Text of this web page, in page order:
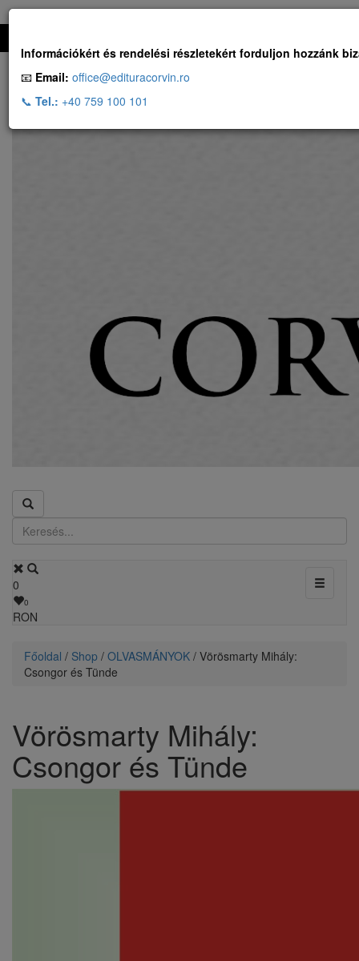
Toggle
0
0
RON
Főoldal / Shop / OLVASMÁNYOK / Vörösmarty Mihály:
Csongor és Tünde
Vörösmarty Mihály:
Csongor és Tünde
Információkért és rendelési részletekért forduljon hozzánk
📧 Email: office@edituracorvin.ro
📞 Tel.: +40 759 100 101